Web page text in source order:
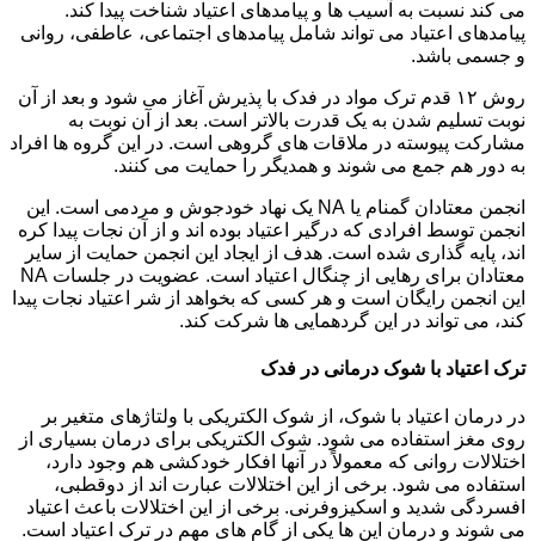
می کند نسبت به آسیب ها و پیامدهای اعتیاد شناخت پیدا کند.
پیامدهای اعتیاد می تواند شامل پیامدهای اجتماعی، عاطفی، روانی
و جسمی باشد.
روش ۱۲ قدم ترک مواد در فدک با پذیرش آغاز می شود و بعد از آن
نوبت تسلیم شدن به یک قدرت بالاتر است. بعد از آن نوبت به
مشارکت پیوسته در ملاقات های گروهی است. در این گروه ها افراد
به دور هم جمع می شوند و همدیگر را حمایت می کنند.
انجمن معتادان گمنام یا NA یک نهاد خودجوش و مردمی است. این
انجمن توسط افرادی که درگیر اعتیاد بوده اند و از آن نجات پیدا کره
اند، پایه گذاری شده است. هدف از ایجاد این انجمن حمایت از سایر
معتادان برای رهایی از چنگال اعتیاد است. عضویت در جلسات NA
این انجمن رایگان است و هر کسی که بخواهد از شر اعتیاد نجات پیدا
کند، می تواند در این گردهمایی ها شرکت کند.
ترک اعتیاد با شوک درمانی در فدک
در درمان اعتیاد با شوک، از شوک الکتریکی با ولتاژهای متغیر بر
روی مغز استفاده می شود. شوک الکتریکی برای درمان بسیاری از
اختلالات روانی که معمولاً در آنها افکار خودکشی هم وجود دارد،
استفاده می شود. برخی از این اختلالات عبارت اند از دوقطبی،
افسردگی شدید و اسکیزوفرنی. برخی از این اختلالات باعث اعتیاد
می شوند و درمان این ها یکی از گام های مهم در ترک اعتیاد است.